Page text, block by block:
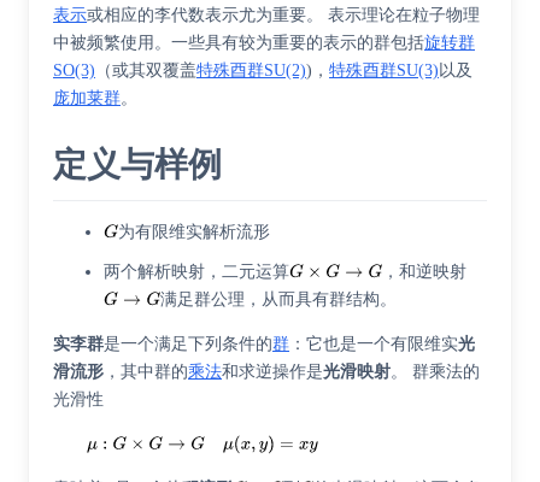
表示或相应的李代数表示尤为重要。 表示理论在粒子物理
中被频繁使用 。一些具有较为重要的表示的群包括旋转群
SO(3) （或其双覆盖特殊酉群SU(2))， 特殊酉群SU(3) 以及
庞加莱群。
定义与样例
为有限维实解析流形
两个解析映射，二元运算
，和逆映射
满足群公理，从而具有群结构。
实李群是一个满足下列条件的群 ：它也是一个有限维实光
滑流形 ，其中群的乘法和求逆操作是光滑映射。 群乘法的
光滑性